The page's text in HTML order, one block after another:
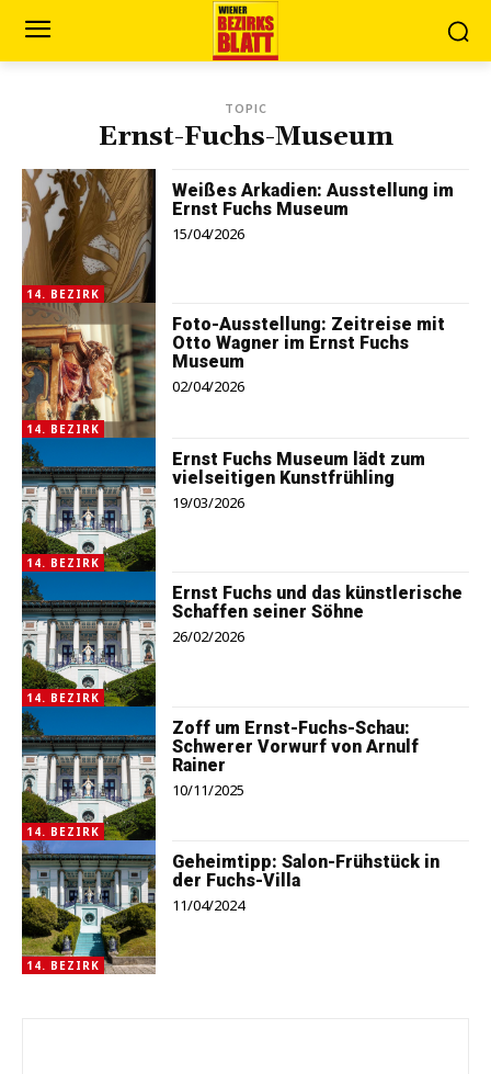
TOPIC
Ernst-Fuchs-Museum
14. BEZIRK
Weißes Arkadien: Ausstellung im
Ernst Fuchs Museum
15/04/2026
14. BEZIRK
Foto-Ausstellung: Zeitreise mit
Otto Wagner im Ernst Fuchs
Museum
02/04/2026
14. BEZIRK
Ernst Fuchs Museum lädt zum
vielseitigen Kunstfrühling
19/03/2026
14. BEZIRK
Ernst Fuchs und das künstlerische
Schaffen seiner Söhne
26/02/2026
14. BEZIRK
Zoff um Ernst-Fuchs-Schau:
Schwerer Vorwurf von Arnulf
Rainer
10/11/2025
14. BEZIRK
Geheimtipp: Salon-Frühstück in
der Fuchs-Villa
11/04/2024